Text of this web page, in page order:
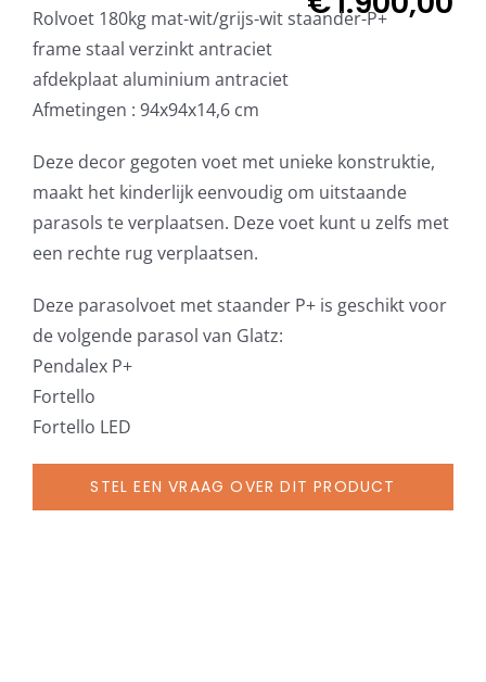
Glatz stofstalen collectie Sampleboeken
Umbrosa en Paraflex parasoldoeken
Onze merken
180
kg
incl.
staander
frame
mat
wit,
afdekplaat
grijs-
wit
Rolvoet 180kg mat-wit/grijs-wit staander-P+
frame staal verzinkt antraciet
afdekplaat aluminium antraciet
Afmetingen : 94x94x14,6 cm
Deze decor gegoten voet met unieke konstruktie,
maakt het kinderlijk eenvoudig om uitstaande
parasols te verplaatsen. Deze voet kunt u zelfs met
een rechte rug verplaatsen.
Deze parasolvoet met staander P+ is geschikt voor
de volgende parasol van Glatz:
Pendalex P+
Fortello
Fortello LED
STEL EEN VRAAG OVER DIT PRODUCT